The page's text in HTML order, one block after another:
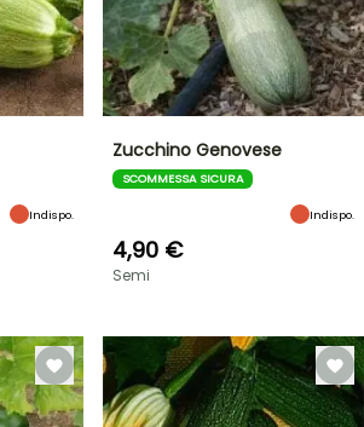
Indispo.
Zucchino Genovese
SCOMMESSA SICURA
Indispo.
4,90 €
Semi